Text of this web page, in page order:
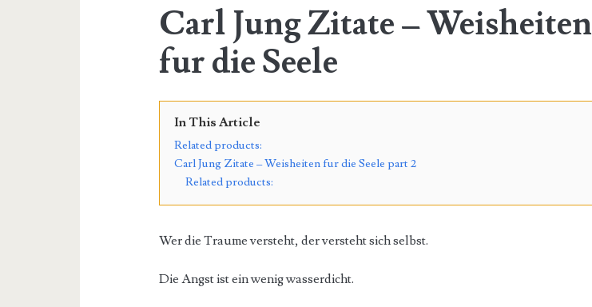
Carl Jung Zitate – Weisheiten
fur die Seele
In This Article
Related products:
Carl Jung Zitate – Weisheiten fur die Seele part 2
Related products:
Wer die Traume versteht, der versteht sich selbst.
Die Angst ist ein wenig wasserdicht.